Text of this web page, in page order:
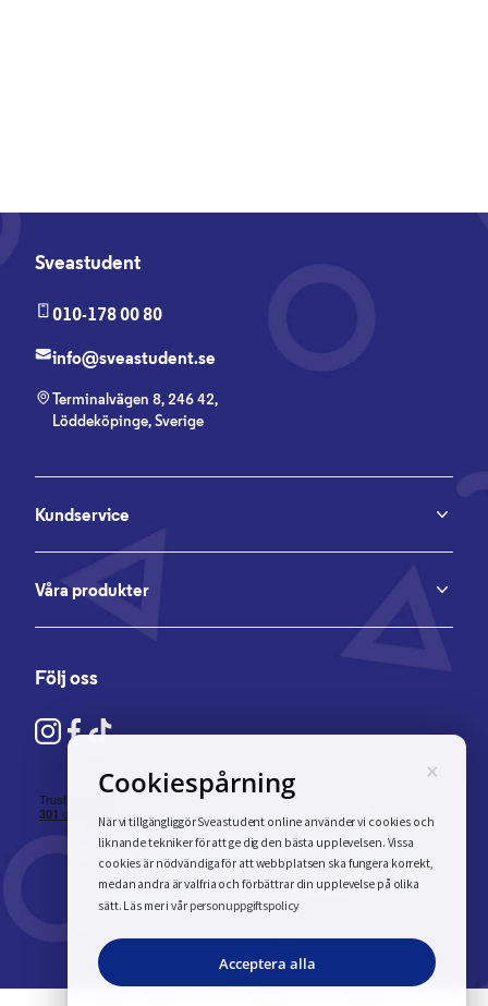
Sveastudent
010-178 00 80
info@sveastudent.se
Terminalvägen 8, 246 42,
Löddeköpinge, Sverige
Kundservice
Våra produkter
Följ oss
×
Cookiespårning
När vi tillgängliggör Sveastudent online använder vi cookies och
liknande tekniker för att ge dig den bästa upplevelsen. Vissa
cookies är nödvändiga för att webbplatsen ska fungera korrekt,
medan andra är valfria och förbättrar din upplevelse på olika
sätt. Läs mer i vår personuppgiftspolicy
Acceptera alla